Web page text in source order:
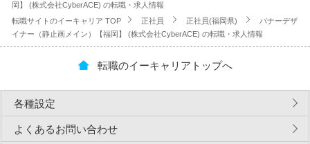
岡】 (株式会社CyberACE) の転職・求人情報
転職サイトのイーキャリア TOP
正社員 正社員(福岡県)
バナーデザ
イナー（静止画メイン）【福岡】 (株式会社CyberACE) の転職・求人情報
転職のイーキャリアトップへ
各種設定
よくあるお問い合わせ